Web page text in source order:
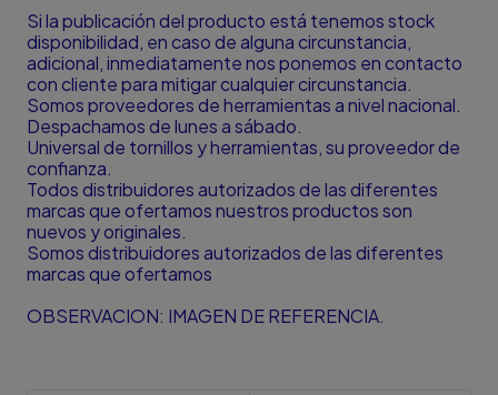
Si la publicación del producto está tenemos stock
disponibilidad, en caso de alguna circunstancia,
adicional, inmediatamente nos ponemos en contacto
con cliente para mitigar cualquier circunstancia.
Somos proveedores de herramientas a nivel nacional.
Despachamos de lunes a sábado.
Universal de tornillos y herramientas, su proveedor de
confianza.
Todos distribuidores autorizados de las diferentes
marcas que ofertamos nuestros productos son
nuevos y originales.
Somos distribuidores autorizados de las diferentes
marcas que ofertamos
OBSERVACION: IMAGEN DE REFERENCIA.